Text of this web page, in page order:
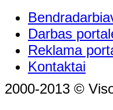
Darbas
Reklama
Kontaktai
2000-2013 ©